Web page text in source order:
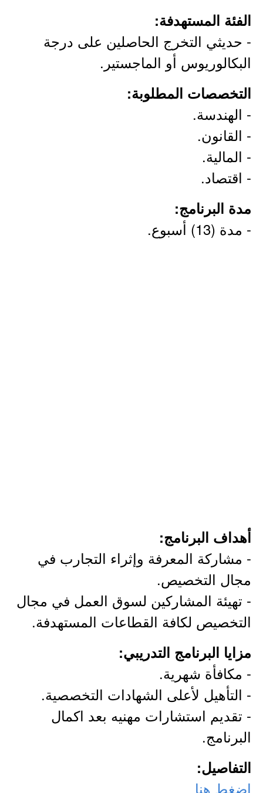
الفئة المستهدفة:
- حديثي التخرج الحاصلين على درجة
البكالوريوس أو الماجستير.
التخصصات المطلوبة:
- الهندسة.
- القانون.
- المالية.
- اقتصاد.
مدة البرنامج:
- مدة (13) أسبوع.
أهداف البرنامج:
- مشاركة المعرفة وإثراء التجارب في
مجال التخصيص.
- تهيئة المشاركين لسوق العمل في مجال
التخصيص لكافة القطاعات المستهدفة.
مزايا البرنامج التدريبي:
- مكافأة شهرية.
- التأهيل لأعلى الشهادات التخصصية.
- تقديم استشارات مهنيه بعد اكمال
البرنامج.
التفاصيل:
اضغط هنا